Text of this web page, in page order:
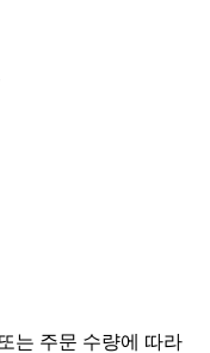
는 주문 수량에 따라